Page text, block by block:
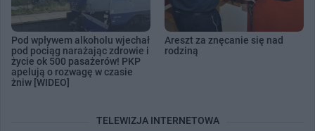
Pod wpływem alkoholu wjechał
pod pociąg narażając zdrowie i
życie ok 500 pasażerów! PKP
apelują o rozwagę w czasie
żniw [WIDEO]
Areszt za znęcanie się nad
rodziną
TELEWIZJA INTERNETOWA